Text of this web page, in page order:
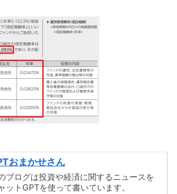
おまかせさん
ブログは投資や経済に関するニュースを
ットGPTを使って書いています。